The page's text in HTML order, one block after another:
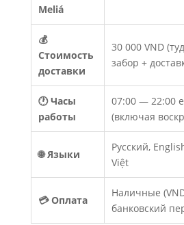
Meliá
💰
Стоимость
доставки
30 000 VND
забор +
🕐 Часы
работы
07:00 — 22:00
(включая
🌐 Языки
Русский,
Việt
💳 Оплата
Наличные
банковский